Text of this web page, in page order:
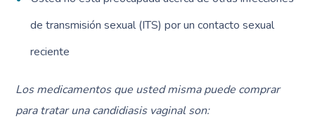
de transmisión sexual (ITS) por un contacto sexual
reciente
Los medicamentos que usted misma puede comprar
para tratar una candidiasis vaginal son: